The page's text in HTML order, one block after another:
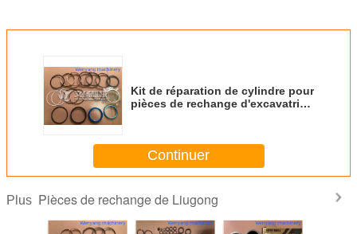
Kit de réparation de cylindre pour
pièces de rechange d'excavatrice
Continuer
Plus Pièces de rechange de Liugong